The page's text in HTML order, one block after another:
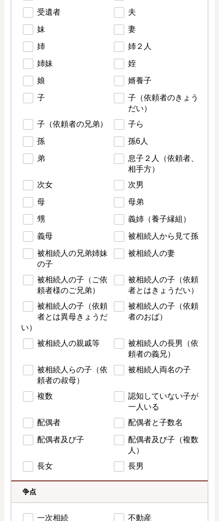
受遺者 夫
妹 妻
姉 姉２人
姉妹 姪
娘 婿養子
子
子（依頼者のきょう
だい）
子（依頼者の兄弟）
子ら
孫 孫6人
弟
息子２人（依頼者、
相手方）
次女
次男
母 母弟
甥 義姉（養子縁組）
義母 被相続人から見て孫
被相続人の兄弟姉妹
の子
被相続人の妻
被相続人の子（ご依
頼者様のご兄弟）
被相続人の子（依頼
者とはきょうだい）
被相続人の子（依頼
者とは異母きょうだ
い）
被相続人の子（依頼
者のおば）
被相続人の親戚等
被相続人の長男（依
頼者の義兄）
被相続人らの子（依
頼者の叔母）
被相続人両名の子
複数
認知していない子が
一人いる
配偶者
配偶者と子数名
配偶者及び子
配偶者及び子（複数
人）
長女
長男
争点
一次相続 不動産